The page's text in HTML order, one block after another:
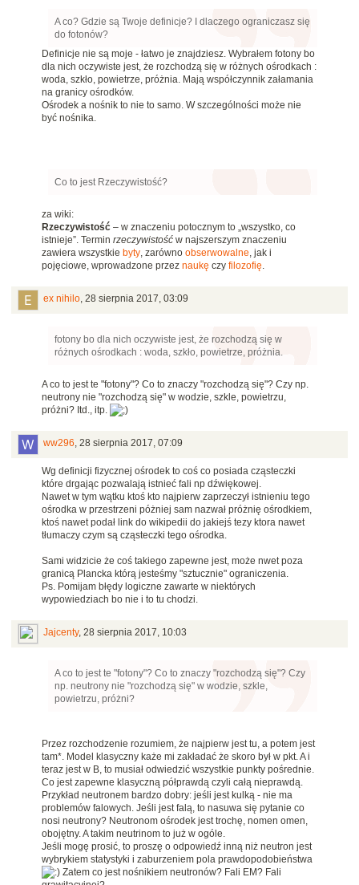
A co? Gdzie są Twoje definicje? I dlaczego ograniczasz się
do fotonów?
Definicje nie są moje - łatwo je znajdziesz. Wybrałem fotony bo
dla nich oczywiste jest, że rozchodzą się w różnych ośrodkach :
woda, szkło, powietrze, próżnia. Mają współczynnik załamania
na granicy ośrodków.
Ośrodek a nośnik to nie to samo. W szczególności może nie
być nośnika.
Co to jest Rzeczywistość?
za wiki:
Rzeczywistość – w znaczeniu potocznym to „wszystko, co
istnieje”. Termin rzeczywistość w najszerszym znaczeniu
zawiera wszystkie byty, zarówno obserwowalne, jak i
pojęciowe, wprowadzone przez naukę czy filozofię.
ex nihilo, 28 sierpnia 2017, 03:09
fotony bo dla nich oczywiste jest, że rozchodzą się w
różnych ośrodkach : woda, szkło, powietrze, próżnia.
A co to jest te "fotony"? Co to znaczy "rozchodzą się"? Czy np.
neutrony nie "rozchodzą się" w wodzie, szkle, powietrzu,
próżni? Itd., itp.
ww296, 28 sierpnia 2017, 07:09
Wg definicji fizycznej ośrodek to coś co posiada cząsteczki
które drgając pozwalają istnieć fali np dźwiękowej.
Nawet w tym wątku ktoś kto najpierw zaprzeczył istnieniu tego
ośrodka w przestrzeni póżniej sam nazwał próżnię ośrodkiem,
ktoś nawet podał link do wikipedii do jakiejś tezy ktora nawet
tłumaczy czym są cząsteczki tego ośrodka.
Sami widzicie że coś takiego zapewne jest, może nwet poza
granicą Plancka którą jesteśmy "sztucznie" ograniczenia.
Ps. Pomijam błędy logiczne zawarte w niektórych
wypowiedziach bo nie i to tu chodzi.
Jajcenty, 28 sierpnia 2017, 10:03
A co to jest te "fotony"? Co to znaczy "rozchodzą się"? Czy
np. neutrony nie "rozchodzą się" w wodzie, szkle,
powietrzu, próżni?
Przez rozchodzenie rozumiem, że najpierw jest tu, a potem jest
tam*. Model klasyczny każe mi zakładać że skoro był w pkt. A i
teraz jest w B, to musiał odwiedzić wszystkie punkty pośrednie.
Co jest zapewne klasyczną półprawdą czyli całą nieprawdą.
Przykład neutronem bardzo dobry: jeśli jest kulką - nie ma
problemów falowych. Jeśli jest falą, to nasuwa się pytanie co
nosi neutrony? Neutronom ośrodek jest trochę, nomen omen,
obojętny. A takim neutrinom to już w ogóle.
Jeśli mogę prosić, to proszę o odpowiedź inną niż neutron jest
wybrykiem statystyki i zaburzeniem pola prawdopodobieństwa
Zatem co jest nośnikiem neutronów? Fali EM? Fali